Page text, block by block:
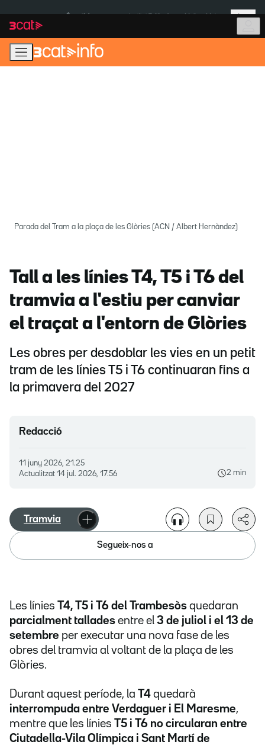
navegació
principal
contingut
Més
Parada del Tram a la plaça de les Glòries (ACN / Albert Hernàndez)
Tall a les línies T4, T5 i T6 del
tramvia a l'estiu per canviar
el traçat a l'entorn de Glòries
Les obres per desdoblar les vies en un petit
tram de les línies T5 i T6 continuaran fins a
la primavera del 2027
Redacció
11 juny 2026, 21.25
Actualitzat 14 jul. 2026, 17.56 2 min
Tramvia
Segueix-nos a
Les línies T4, T5 i T6 del Trambesòs quedaran
parcialment tallades entre el 3 de juliol i el 13 de
setembre per executar una nova fase de les
obres del tramvia al voltant de la plaça de les
Glòries.
Durant aquest període, la T4 quedarà
interrompuda entre Verdaguer i El Maresme,
mentre que les línies T5 i T6 no circularan entre
Ciutadella-Vila Olímpica i Sant Martí de